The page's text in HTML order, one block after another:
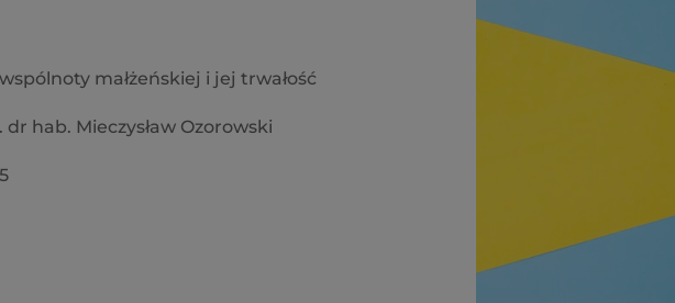
małżeńskiej i jej trwałość
dr hab. Mieczysław Ozorowski